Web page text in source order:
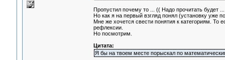
Пропустил почему то ... (( Надо прочитать будет ...
Но как я на первый взгляд понял (установку уже
Мне же хочется свести понятия к категориям.
рефлексии.
Но посмотрим.
Цитата:
Я бы на твоем месте порыскал по